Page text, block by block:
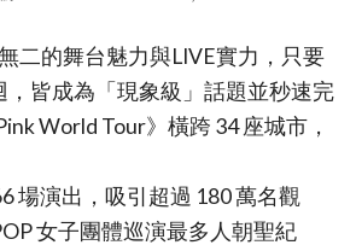
二的舞台魅力與LIVE實力，只要
，皆成為「現象級」話題並秒速完
World Tour》橫跨 34 座城市，
場演出，吸引超過 180 萬名觀
女子團體巡演最多人朝聖紀